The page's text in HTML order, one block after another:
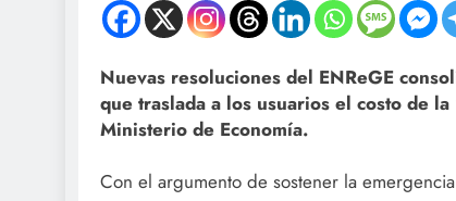
Nuevas resoluciones del ENReGE
que traslada a los usuarios el costo de
Ministerio de Economía.
Con el argumento de sostener la